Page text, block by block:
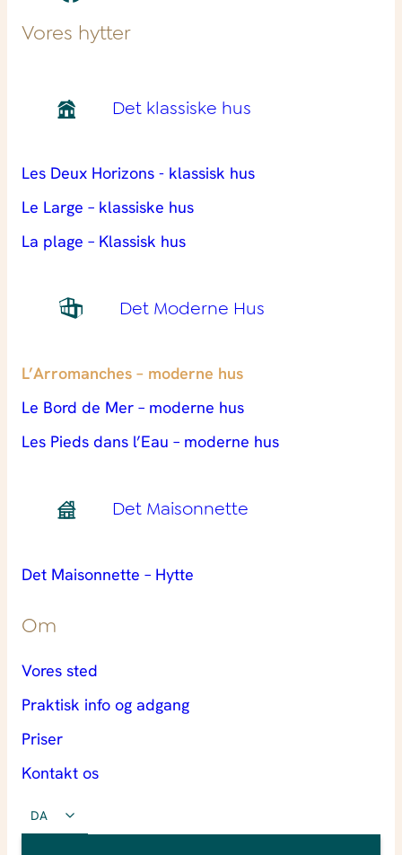
Vores hytter
Det klassiske hus
Les Deux Horizons - klassisk hus
Le Large – klassiske hus
La plage – Klassisk hus
Det Moderne Hus
L’Arromanches – moderne hus
Le Bord de Mer – moderne hus
Les Pieds dans l’Eau – moderne hus
Det Maisonnette
Det Maisonnette – Hytte
Om
Vores sted
Praktisk info og adgang
Priser
Kontakt os
DA